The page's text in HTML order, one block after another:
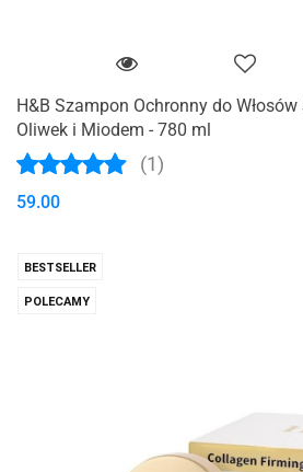
H&B Szampon Ochronny do
Oliwek i Miodem - 780 ml
(1)
59.00
BESTSELLER
POLECAMY